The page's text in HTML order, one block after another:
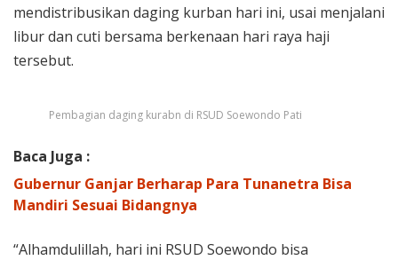
mendistribusikan daging kurban hari ini, usai menjalani
libur dan cuti bersama berkenaan hari raya haji
tersebut.
Pembagian daging kurabn di RSUD Soewondo Pati
Baca Juga :
Gubernur Ganjar Berharap Para Tunanetra Bisa
Mandiri Sesuai Bidangnya
“Alhamdulillah, hari ini RSUD Soewondo bisa